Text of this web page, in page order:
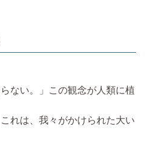
ない。」この観念が人類に植
れは、我々がかけられた大い